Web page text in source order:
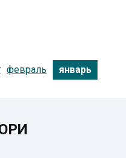
февраль январь